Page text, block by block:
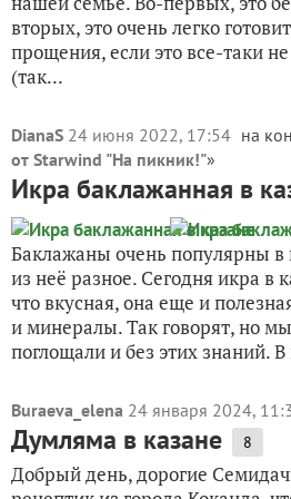
вторых, это очень легко
прощения, если это все-таки
(так...
DianaS 24 июня 2022, 17:54 на
от Starwind "На пикник!"»
Икра баклажанная в
Баклажаны очень популярны
из неё разное. Сегодня икра в
что вкусная, она еще и
и минералы. Так говорят, но
поглощали и без этих знаний.
Buraeva_elena 24 января 2024,
Думляма в казане 8
Добрый день, дорогие